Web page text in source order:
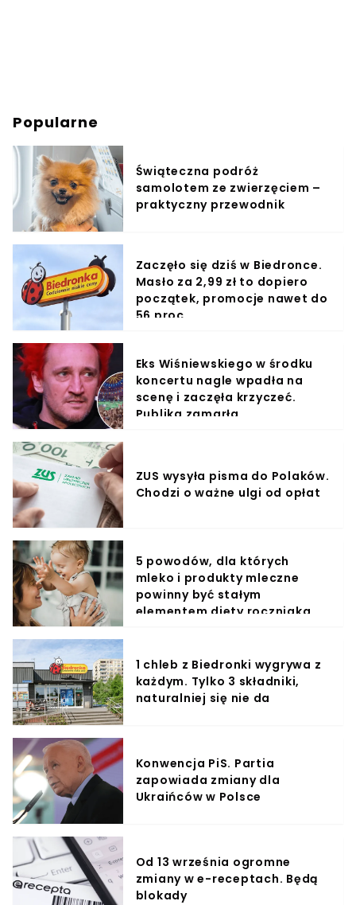
Popularne
Świąteczna podróż
samolotem ze zwierzęciem –
praktyczny przewodnik
Zaczęło się dziś w Biedronce.
Masło za 2,99 zł to dopiero
początek, promocje nawet do
56 proc.
Eks Wiśniewskiego w środku
koncertu nagle wpadła na
scenę i zaczęła krzyczeć.
Publika zamarła
ZUS wysyła pisma do Polaków.
Chodzi o ważne ulgi od opłat
5 powodów, dla których
mleko i produkty mleczne
powinny być stałym
elementem diety roczniaka
1 chleb z Biedronki wygrywa z
każdym. Tylko 3 składniki,
naturalniej się nie da
Konwencja PiS. Partia
zapowiada zmiany dla
Ukraińców w Polsce
Od 13 września ogromne
zmiany w e-receptach. Będą
blokady